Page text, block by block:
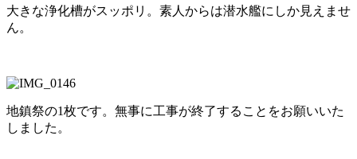
大きな浄化槽がスッポリ。素人からは潜水艦にしか見えませ
ん。
地鎮祭の1枚です。無事に工事が終了することをお願いいた
しました。